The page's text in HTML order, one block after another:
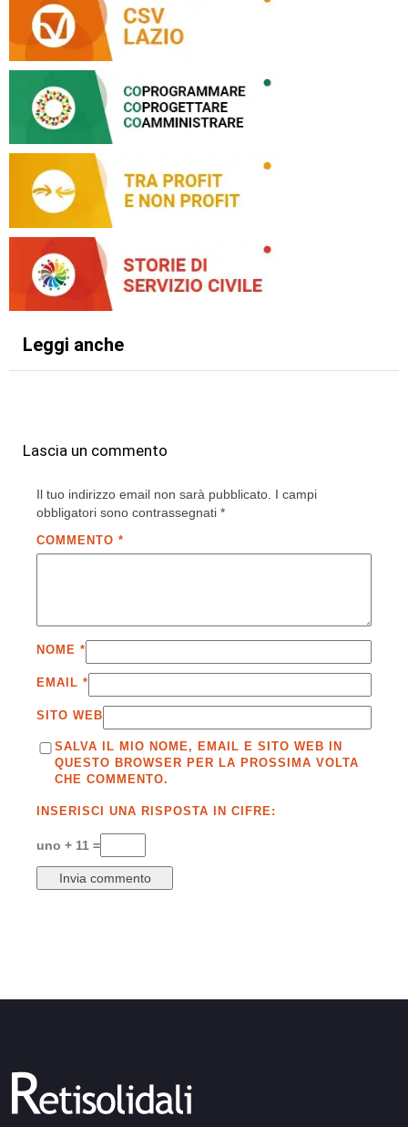
Leggi anche
Lascia un commento
Il tuo indirizzo email non sarà pubblicato. I campi
obbligatori sono contrassegnati *
COMMENTO *
NOME *
EMAIL *
SITO WEB
SALVA IL MIO NOME, EMAIL E SITO WEB IN
QUESTO BROWSER PER LA PROSSIMA VOLTA
CHE COMMENTO.
INSERISCI UNA RISPOSTA IN CIFRE:
uno + 11 =